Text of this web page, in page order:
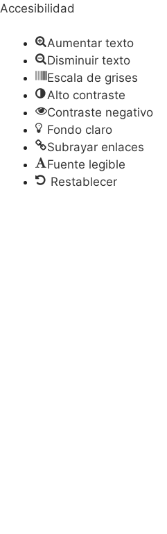
Accesibilidad
Aumentar texto
Disminuir texto
Escala de grises
Alto contraste
Contraste negativo
Fondo claro
Subrayar enlaces
Fuente legible
Restablecer